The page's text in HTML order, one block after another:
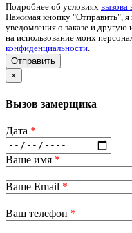
Подробнее об условиях вызова
Нажимая кнопку "Отправить", я
уведомления о заказе и
на использование моих
конфиденциальности.
Отправить
×
Вызов замерщика
Дата *
Ваше имя *
Ваше Email *
Ваш телефон *